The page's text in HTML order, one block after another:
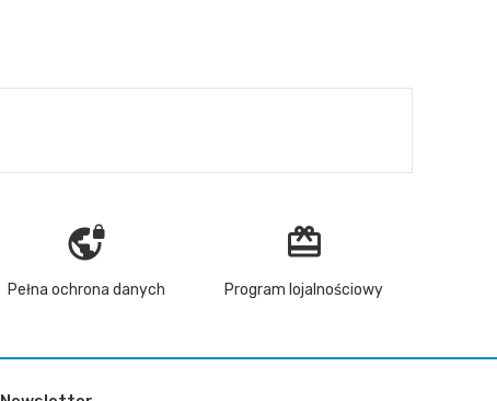
vpn_lock
Pełna ochrona danych
redeem
Program lojalnościowy